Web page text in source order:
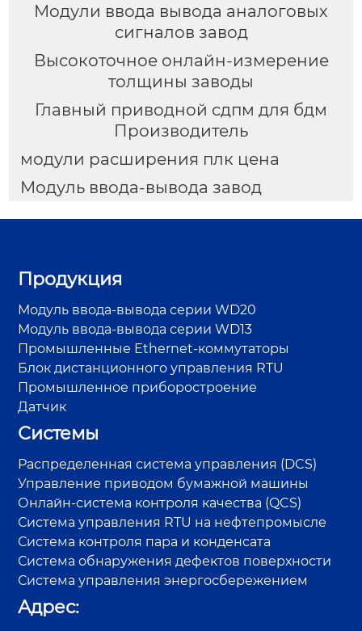
Модули ввода вывода аналоговых
сигналов завод
Высокоточное онлайн-измерение
толщины заводы
Главный приводной сдпм для бдм
Производитель
модули расширения плк цена
Модуль ввода-вывода завод
Продукция
Модуль ввода-вывода серии WD20
Модуль ввода-вывода серии WD13
Промышленные Ethernet-коммутаторы
Блок дистанционного управления RTU
Промышленное приборостроение
Датчик
Системы
Распределенная система управления (DCS)
Управление приводом бумажной машины
Онлайн-система контроля качества (QCS)
Система управления RTU на нефтепромысле
Система контроля пара и конденсата
Система обнаружения дефектов поверхности
Система управления энергосбережением
Адрес: